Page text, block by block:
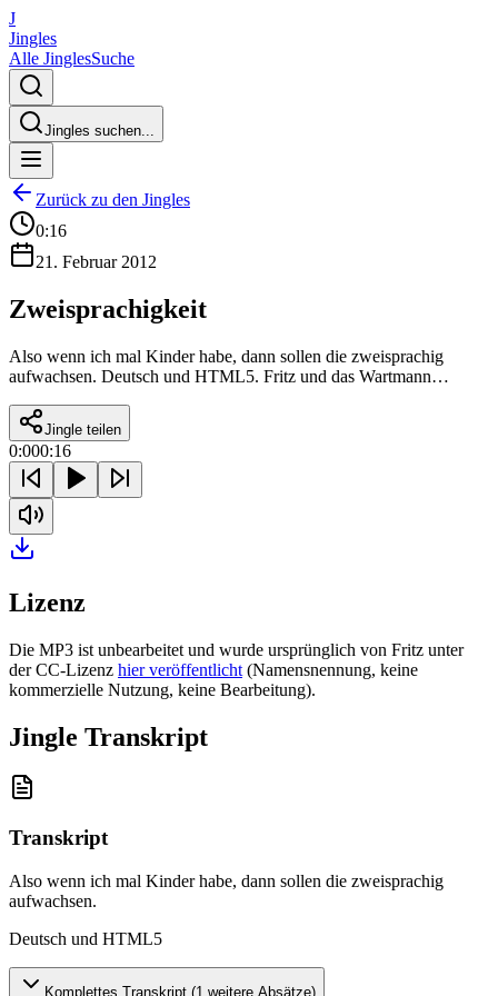
J
Jingles
Alle JinglesSuche
Jingles suchen...
Zurück zu den Jingles
0:16
21. Februar 2012
Zweisprachigkeit
Also wenn ich mal Kinder habe, dann sollen die zweisprachig
aufwachsen. Deutsch und HTML5. Fritz und das Wartmann…
Jingle teilen
0:000:16
Lizenz
Die MP3 ist unbearbeitet und wurde ursprünglich von Fritz unter
der CC-Lizenz hier veröffentlicht (Namensnennung, keine
kommerzielle Nutzung, keine Bearbeitung).
Jingle Transkript
Transkript
Also wenn ich mal Kinder habe, dann sollen die zweisprachig
aufwachsen.
Deutsch und HTML5
Komplettes Transkript (1 weitere Absätze)